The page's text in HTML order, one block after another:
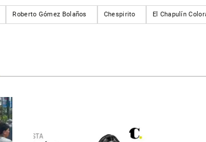
Roberto Gómez Bolaños Chespirito El Chapulín